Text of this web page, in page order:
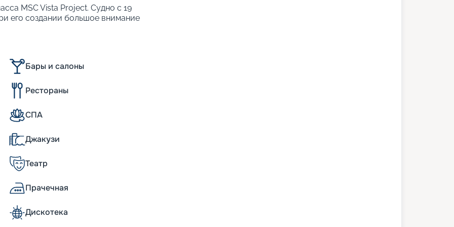
MSC Vista Project. Судно с 19
его создании большое внимание
классу флота MSC, был спущен на
палубный мегалайнер отличается
применили приложение для
во внутренней жизни лайнера.
стенды и видеопанели в
отзывы вызывает невероятное
называют светодиодный
торговой галереей. Галерея-променад с
Бары и салоны
Рестораны
СПА
Джакузи
Театр
Прачечная
Дискотека